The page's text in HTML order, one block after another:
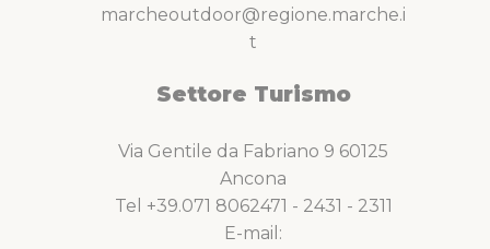
marcheoutdoor@regione.marche.i
t
Settore Turismo
Via Gentile da Fabriano 9 60125
Ancona
Tel +39.071 8062471 - 2431 - 2311
E-mail: